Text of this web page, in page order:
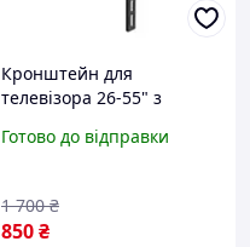
Кронштейн для
телевізора 26-55" з
навантаженням до 56 кг
стіну
Готово до відправки
850₴
1 700 ₴